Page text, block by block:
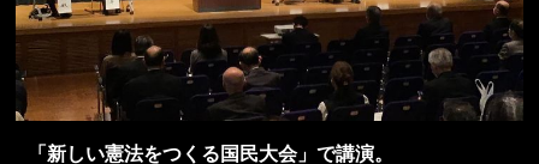
「新しい憲法をつくる国民大会」で講演。